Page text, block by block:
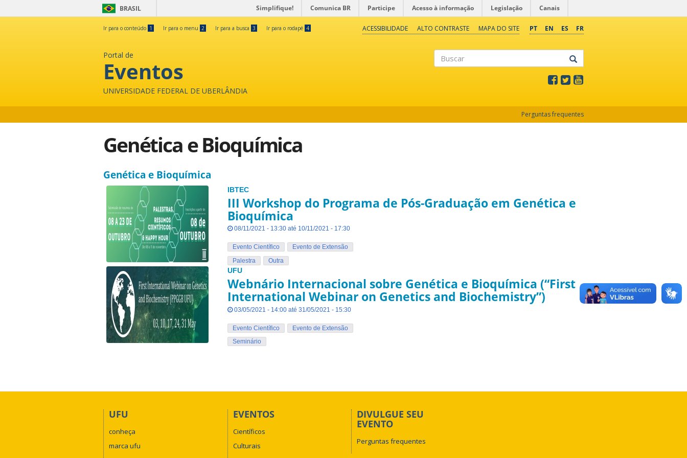
BRASIL Simplifique! Comunica BR Participe Acesso à informação Legislação Canais
Ir para o conteúdo 1 Ir para o menu 2 Ir para a busca 3 Ir para o rodapé 4 PT EN ES FR
ACESSIBILIDADE ALTO CONTRASTE MAPA DO SITE
Portal de
Eventos
UNIVERSIDADE FEDERAL DE UBERLÂNDIA
Perguntas frequentes
Genética e Bioquímica
Genética e Bioquímica
IBTEC
III Workshop do Programa de Pós-Graduação em Genética e
Bioquímica
08/11/2021 - 13:30 até 10/11/2021 - 17:30
Evento Científico
Evento de Extensão
Palestra
Outra
UFU
Webnário Internacional sobre Genética e Bioquímica (“First
International Webinar on Genetics and Biochemistry”)
03/05/2021 - 14:00 até 31/05/2021 - 15:30
Evento Científico
Evento de Extensão
Seminário
UFU
conheça
marca ufu
EVENTOS
Científicos
Culturais
DIVULGUE SEU
EVENTO
Perguntas frequentes